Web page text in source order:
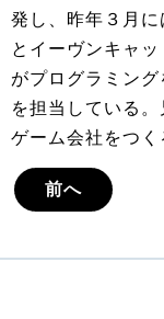
発し、昨年３月
とイーヴンキャ
がプログラミン
を担当している
ゲーム会社をつく
前へ